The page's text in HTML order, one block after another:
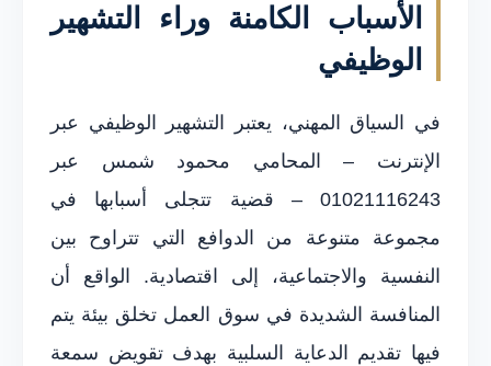
الأسباب الكامنة وراء التشهير
الوظيفي
في السياق المهني، يعتبر التشهير الوظيفي عبر
الإنترنت – المحامي محمود شمس عبر
01021116243 – قضية تتجلى أسبابها في
مجموعة متنوعة من الدوافع التي تتراوح بين
النفسية والاجتماعية، إلى اقتصادية. الواقع أن
المنافسة الشديدة في سوق العمل تخلق بيئة يتم
فيها تقديم الدعاية السلبية بهدف تقويض سمعة